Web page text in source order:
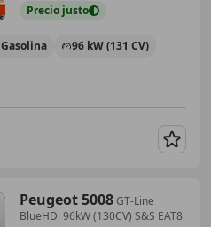
Precio justo
Gasolina 96 kW (131 CV)
Peugeot 5008GT-Line
BlueHDi 96kW (130CV) S&S EAT8